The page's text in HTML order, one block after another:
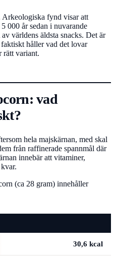
Arkeologiska fynd visar att
000 år sedan i nuvarande
världens äldsta snacks. Det är
håller vad det lovar
rätt variant.
vad
hela majskärnan, med skal
från raffinerade spannmål där
innebär att vitaminer,
(ca 28 gram) innehåller
30,6 kcal